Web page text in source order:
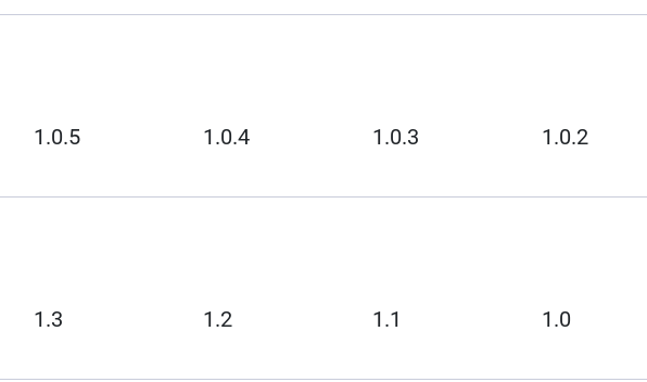
1.0.5 1.0.4 1.0.3 1.0.2
1.3 1.2 1.1 1.0